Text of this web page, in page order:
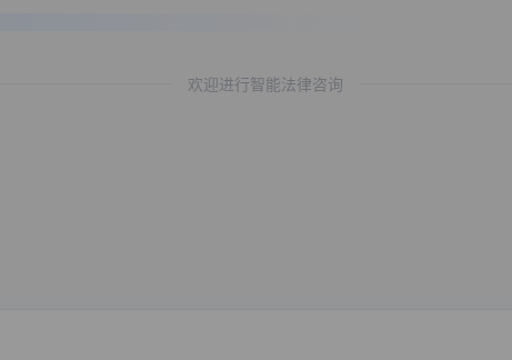
欢迎进行智能法律咨询